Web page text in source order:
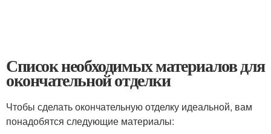
Список необходимых материалов для
окончательной отделки
Чтобы сделать окончательную отделку идеальной, вам
понадобятся следующие материалы: